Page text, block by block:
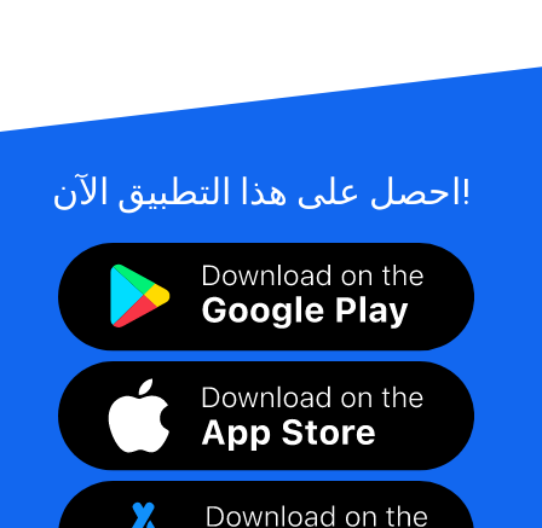
احصل على هذا التطبيق الآن!